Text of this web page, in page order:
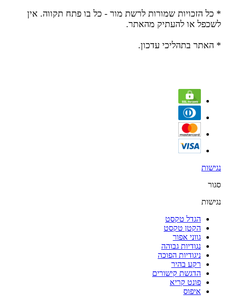
* כל הזכויות שמורות לרשת מור - כל בו פתח תקווה. אין
לשכפל או להעתיק מהאתר.
* האתר בתהליכי עדכון.
נגישות
סגור
נגישות
הגדל טקסט
הקטן טקסט
גווני אפור
נגודיות גבוהה
ניגודיות הפוכה
רקע בהיר
הדגשת קישורים
פונט קריא
איפוס